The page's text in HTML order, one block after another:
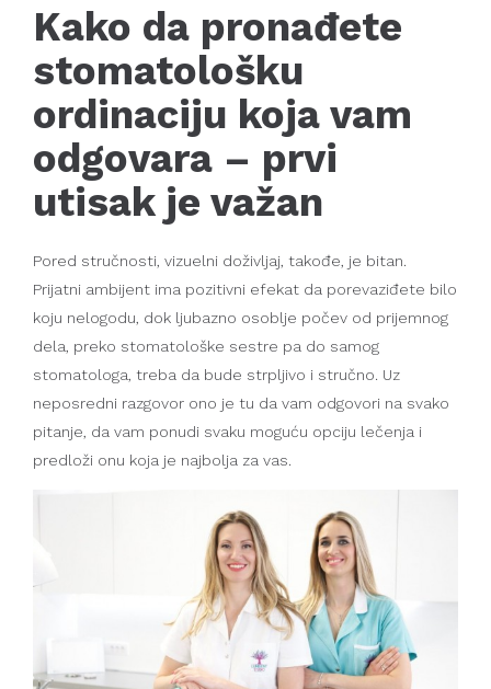
Kako da pronađete
stomatološku
ordinaciju koja vam
odgovara – prvi
utisak je važan
Pored stručnosti, vizuelni doživljaj, takođe, je bitan.
Prijatni ambijent ima pozitivni efekat da porevaziđete bilo
koju nelogodu, dok ljubazno osoblje počev od prijemnog
dela, preko stomatološke sestre pa do samog
stomatologa, treba da bude strpljivo i stručno. Uz
neposredni razgovor ono je tu da vam odgovori na svako
pitanje, da vam ponudi svaku moguću opciju lečenja i
predloži onu koja je najbolja za vas.